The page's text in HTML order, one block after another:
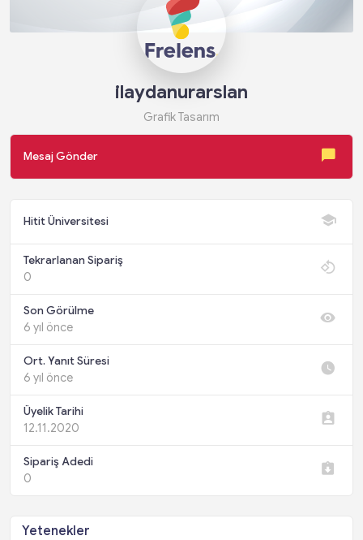
ilaydanurarslan
Grafik Tasarım
Mesaj Gönder
Hitit Üniversitesi
Tekrarlanan Sipariş
0
Son Görülme
6 yıl önce
Ort. Yanıt Süresi
6 yıl önce
Üyelik Tarihi
12.11.2020
Sipariş Adedi
0
Yetenekler